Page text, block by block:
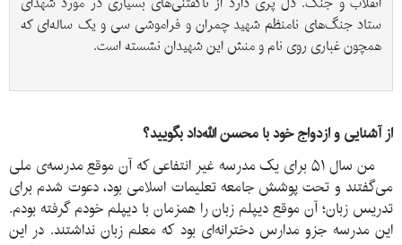
همچون غباری روی نام و منش این شهیدان نشسته است.
از آشنایی و ازدواج خود با محسن الله‌داد بگویید؟
من سال ۵۱ برای یک مدرسه غیر انتفاعی که آن موقع مدرسه‌ی ملی
می‌گفتند و تحت پوشش جامعه تعلیمات اسلامی بود، دعوت شدم برای
تدریس زبان؛ آن موقع دیپلم زبان را همزمان با دیپلم خودم گرفته بودم.
این مدرسه جزو مدارس دخترانه‌ای بود که معلم زبان نداشتند. در این